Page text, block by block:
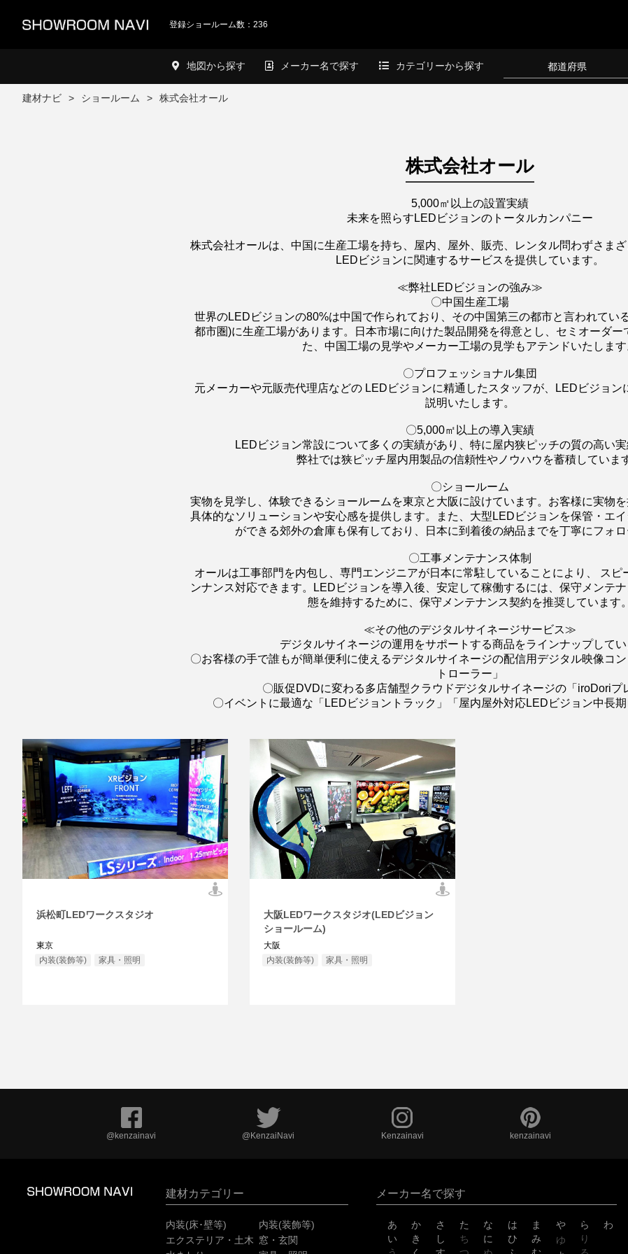
登録ショールーム数：236
地図から探す メーカー名で探す カテゴリーから探す 都道府県
建材ナビ ショールーム 株式会社オール
株式会社オール
5,000㎡以上の設置実績
未来を照らすLEDビジョンのトータルカンパニー
株式会社オールは、中国に生産工場を持ち、屋内、屋外、販売、レンタル問わずさまざ
LEDビジョンに関連するサービスを提供しています。
≪弊社LEDビジョンの強み≫
〇中国生産工場
世界のLEDビジョンの80%は中国で作られており、その中国第三の都市と言われてい
都市圏)に生産工場があります。日本市場に向けた製品開発を得意とし、セミオーダー
た、中国工場の見学やメーカー工場の見学もアテンドいたします
〇プロフェッショナル集団
元メーカーや元販売代理店などの LEDビジョンに精通したスタッフが、LEDビジョン
説明いたします。
〇5,000㎡以上の導入実績
LEDビジョン常設について多くの実績があり、特に屋内狭ピッチの質の高い実
弊社では狭ピッチ屋内用製品の信頼性やノウハウを蓄積していま
〇ショールーム
実物を見学し、体験できるショールームを東京と大阪に設けています。お客様に実物を
具体的なソリューションや安心感を提供します。また、大型LEDビジョンを保管・エ
ができる郊外の倉庫も保有しており、日本に到着後の納品までを丁寧にフォロ
〇工事メンテナンス体制
オールは工事部門を内包し、専門エンジニアが日本に常駐していることにより、 スピ
ンナンス対応できます。LEDビジョンを導入後、安定して稼働するには、保守メンテ
態を維持するために、保守メンテナンス契約を推奨しています。
≪その他のデジタルサイネージサービス≫
デジタルサイネージの運用をサポートする商品をラインナップしてい
〇お客様の手で誰もが簡単便利に使えるデジタルサイネージの配信用デジタル映像コ
トローラー」
〇販促DVDに変わる多店舗型クラウドデジタルサイネージの「iroDoriプ
〇イベントに最適な「LEDビジョントラック」「屋内屋外対応LEDビジョン中長期
浜松町LEDワークスタジオ
東京
内装(装飾等)
家具・照明
大阪LEDワークスタジオ(LEDビジョン
ショールーム)
大阪
内装(装飾等)
家具・照明
@kenzainavi @KenzaiNavi Kenzainavi kenzainavi
建材カテゴリー
内装(床･壁等)
内装(装飾等)
エクステリア・土木 窓・玄関
メーカー名で探す
あ
い
か
き
さ
し
た
ち
な
に
は
ひ
ま
み
や
ゆ
ら
り
わ